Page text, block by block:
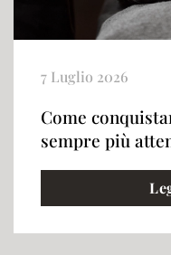
7 Luglio 2026
Come
sempre più